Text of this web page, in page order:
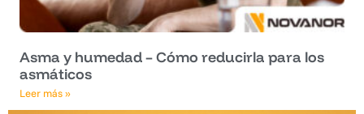
Asma y humedad – Cómo reducirla para los
asmáticos
Leer más »